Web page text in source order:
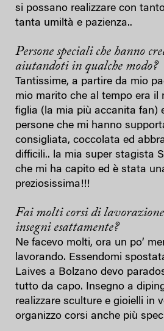
si possano realizzare con
tanta umiltà e pazienza..
Persone speciali che hanno
aiutandoti in qualche modo?
Tantissime, a partire da mio
mio marito che al tempo era il
figlia (la mia più accanita fan)
persone che mi hanno
consigliata, coccolata ed
difficili.. la mia super stagista
che mi ha capito ed è stata
preziosissima!!!
Fai molti corsi di
insegni esattamente?
Ne facevo molti, ora un po’
lavorando. Essendomi
Laives a Bolzano devo
tutto da capo. Insegno a
realizzare sculture e gioielli in
organizzo corsi anche più